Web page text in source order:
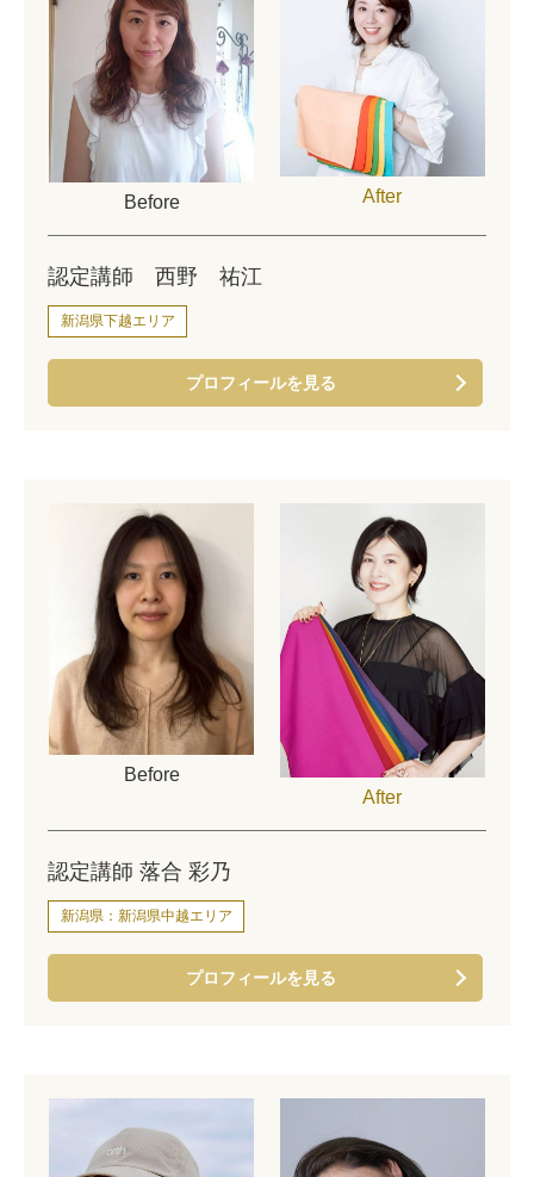
Before After
認定講師 西野 祐江
新潟県下越エリア
プロフィールを見る
Before
After
認定講師 落合 彩乃
新潟県：新潟県中越エリア
プロフィールを見る